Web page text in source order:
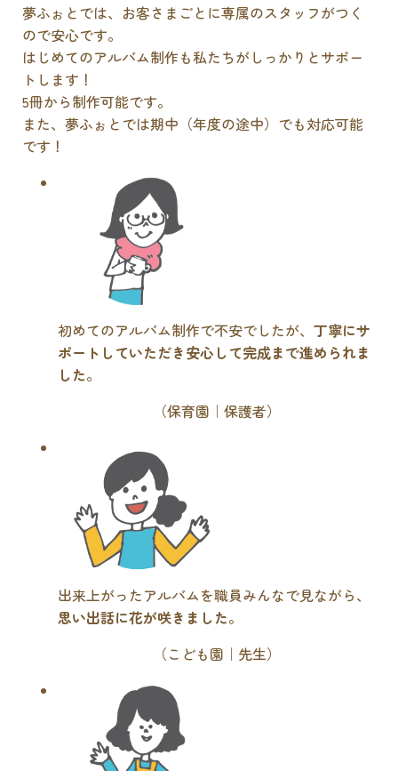
夢ふぉとでは、お客さまごとに専属のスタッフがつく
ので安心です。
はじめてのアルバム制作も私たちがしっかりとサポー
トします！
5冊から制作可能です。
また、夢ふぉとでは期中（年度の途中）でも対応可能
です！
初めてのアルバム制作で不安でしたが、丁寧にサ
ポートしていただき安心して完成まで進められま
した。
（保育園｜保護者）
出来上がったアルバムを職員みんなで見ながら、
思い出話に花が咲きました。
（こども園｜先生）